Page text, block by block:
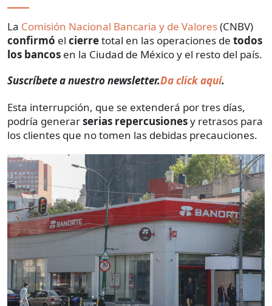
La Comisión Nacional Bancaria y de Valores(CNBV)
confirmó el cierretotal en las operaciones de todos
los bancos en la Ciudad de México y el resto del país.
Suscríbete a nuestro newsletter.Da click aquí.
Esta interrupción, que se extenderá por tres días,
podría generarserias repercusionesy retrasos para
los clientes que no tomen las debidas precauciones.